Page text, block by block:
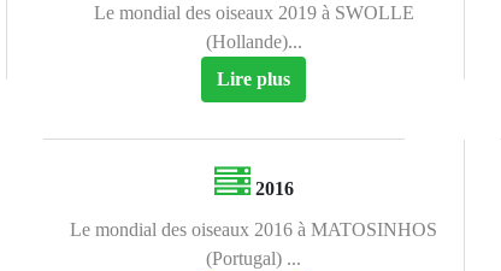
Le mondial des oiseaux 2019 à SWOLLE
(Hollande)...
Lire plus
2016
Le mondial des oiseaux 2016 à MATOSINHOS
(Portugal) ...